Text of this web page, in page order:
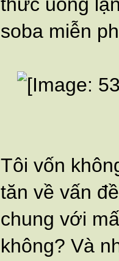
soba miễn
Tôi vốn
tăn về vấn
chung với
không? Và